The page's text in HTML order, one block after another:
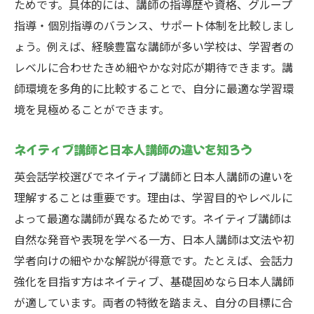
ためです。具体的には、講師の指導歴や資格、グループ
指導・個別指導のバランス、サポート体制を比較しまし
ょう。例えば、経験豊富な講師が多い学校は、学習者の
レベルに合わせたきめ細やかな対応が期待できます。講
師環境を多角的に比較することで、自分に最適な学習環
境を見極めることができます。
ネイティブ講師と日本人講師の違いを知ろう
英会話学校選びでネイティブ講師と日本人講師の違いを
理解することは重要です。理由は、学習目的やレベルに
よって最適な講師が異なるためです。ネイティブ講師は
自然な発音や表現を学べる一方、日本人講師は文法や初
学者向けの細やかな解説が得意です。たとえば、会話力
強化を目指す方はネイティブ、基礎固めなら日本人講師
が適しています。両者の特徴を踏まえ、自分の目標に合